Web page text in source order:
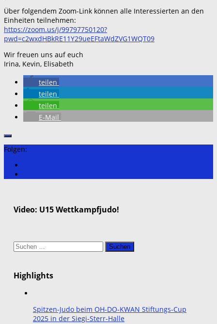
Über folgendem Zoom-Link können alle Interessierten an den
Einheiten teilnehmen:
https://zoom.us/j/99797750120?
pwd=c2wxdHBkRE11Y29ueEFtaWdZVG1WQT09
Wir freuen uns auf euch
Irina, Kevin, Elisabeth
teilen
teilen
teilen
E-Mail
Folgen:
Video: U15 Wettkampfjudo!
Suchen
Highlights
Spitzen-Judo beim OH-DO-KWAN Stiftungs-Cup
2025 in der Siegi-Sterr-Halle